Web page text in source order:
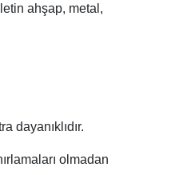
ahşap, metal,
dayanıklıdır.
olmadan